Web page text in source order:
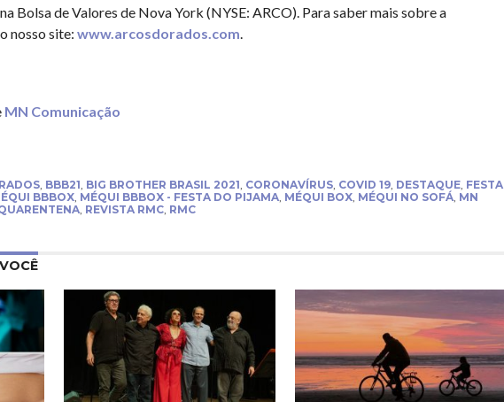
Bolsa de Valores de Nova York (NYSE: ARCO). Para saber mais sobre a
nosso site: www.arcosdorados.com.
MN Comunicação
, BBB21, BIG BROTHER BRASIL 2021, CORONAVÍRUS, COVID 19, DESTAQUE, FESTA
BBBOX, MÉQUI BBBOX - FESTA DO PIJAMA, MÉQUI BOX, MÉQUI NO SOFÁ, MN
, REVISTA RMC, RMC